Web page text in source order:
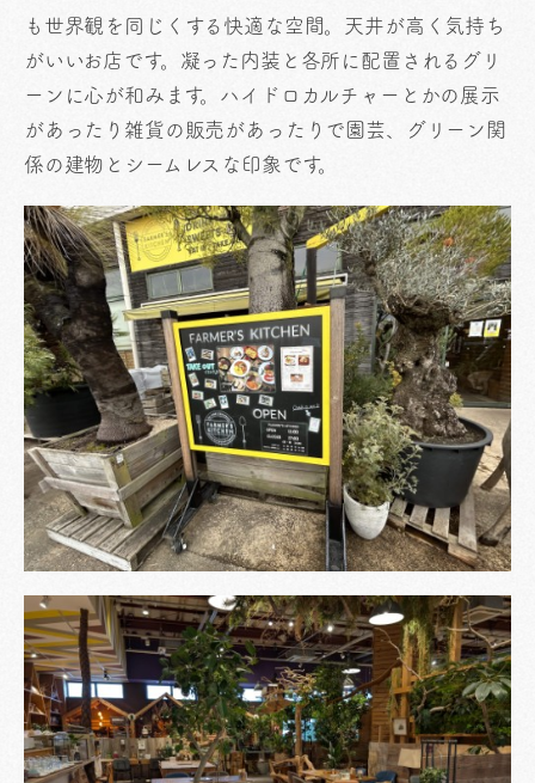
も世界観を同じくする快適な空間。天井が高く気持ち
がいいお店です。凝った内装と各所に配置されるグリ
ーンに心が和みます。ハイドロカルチャーとかの展示
があったり雑貨の販売があったりで園芸、グリーン関
係の建物とシームレスな印象です。